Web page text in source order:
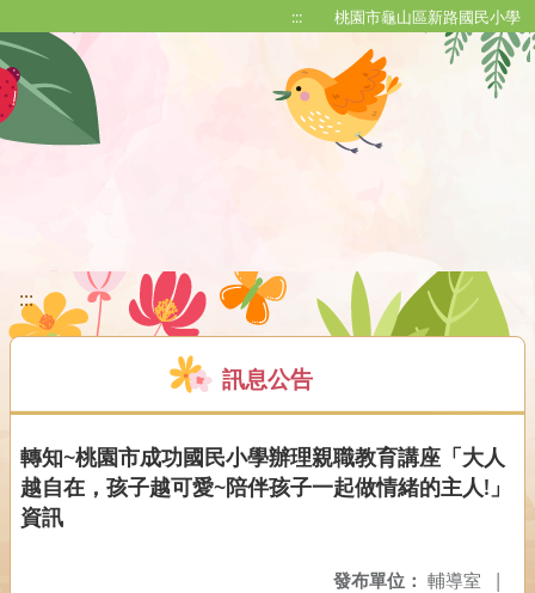
::: 桃園市龜山區新路國民小學
:::
訊息公告
轉知~桃園市成功國民小學辦理親職教育講座「大人
越自在，孩子越可愛~陪伴孩子一起做情緒的主人!」
資訊
發布單位： 輔導室 |